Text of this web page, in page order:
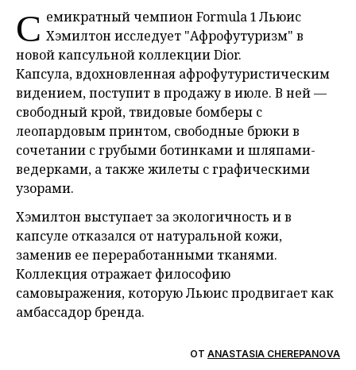
С емикратный чемпион Formula 1 Льюис
Хэмилтон исследует "Афрофутуризм" в
новой капсульной коллекции Dior.
Капсула, вдохновленная афрофутуристическим
видением, поступит в продажу в июле. В ней —
свободный крой, твидовые бомберы с
леопардовым принтом, свободные брюки в
сочетании с грубыми ботинками и шляпами-
ведерками, а также жилеты с графическими
узорами.
Хэмилтон выступает за экологичность и в
капсуле отказался от натуральной кожи,
заменив ее переработанными тканями.
Коллекция отражает философию
самовыражения, которую Льюис продвигает как
амбассадор бренда.
ОТ ANASTASIA CHEREPANOVA